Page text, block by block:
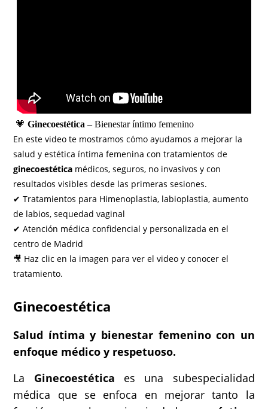
💗Ginecoestética – Bienestar íntimo femenino
En este video te mostramos cómo ayudamos a mejorar la
salud y estética íntima femenina con tratamientos de
ginecoestética médicos, seguros, no invasivos y con
resultados visibles desde las primeras sesiones.
✔ Tratamientos para Himenoplastia, labioplastia, aumento
de labios, sequedad vaginal
✔ Atención médica confidencial y personalizada en el
centro de Madrid
🎥 Haz clic en la imagen para ver el video y conocer el
tratamiento.
Ginecoestética
Salud íntima y bienestar femenino con un
enfoque médico y respetuoso.
La Ginecoestética es una subespecialidad
médica que se enfoca en mejorar tanto la